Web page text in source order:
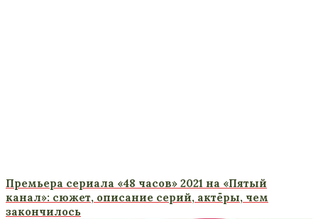
Премьера сериала «48 часов» 2021 на «Пятый
канал»: сюжет, описание серий, актёры, чем
закончилось